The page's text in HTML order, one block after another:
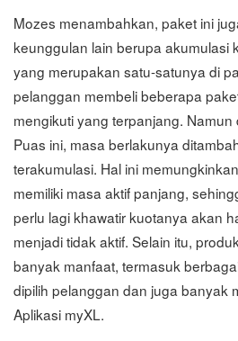
Mozes menambahkan, paket ini
keunggulan lain berupa akumulasi
yang merupakan satu-satunya di
pelanggan membeli beberapa
mengikuti yang terpanjang.
Puas ini, masa berlakunya
terakumulasi. Hal ini
memiliki masa aktif panjang,
perlu lagi khawatir kuotanya akan
menjadi tidak aktif. Selain itu,
banyak manfaat, termasuk
dipilih pelanggan dan juga banyak
Aplikasi myXL.